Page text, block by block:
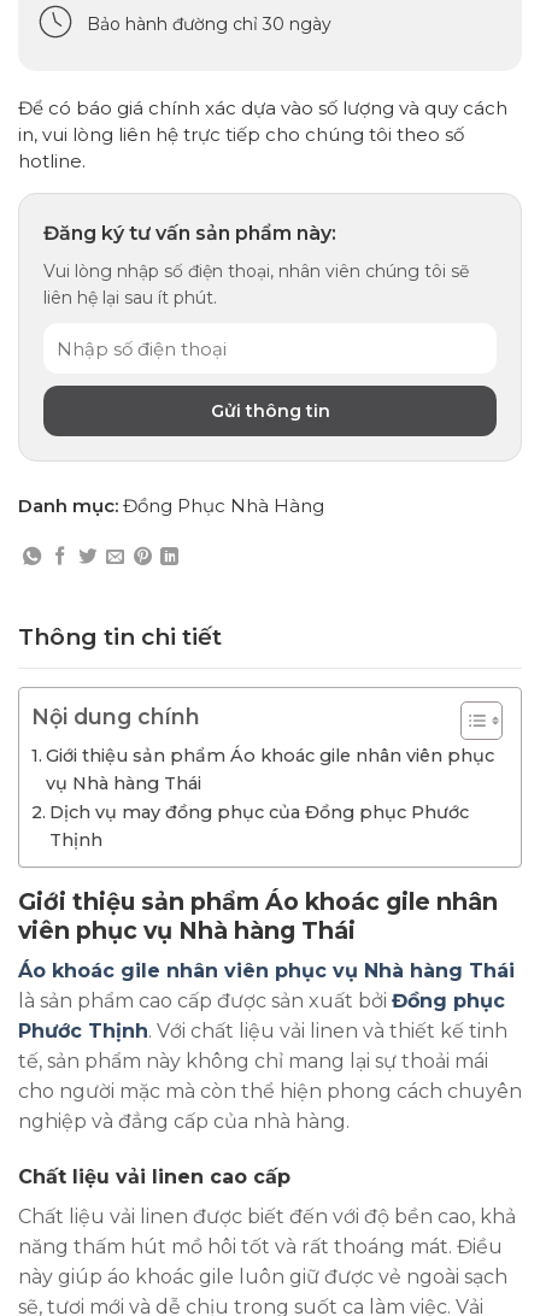
Bảo hành đường chỉ 30 ngày
Để có báo giá chính xác dựa vào số lượng và quy cách
in, vui lòng liên hệ trực tiếp cho chúng tôi theo số
hotline.
Đăng ký tư vấn sản phẩm này:
Vui lòng nhập số điện thoại, nhân viên chúng tôi sẽ
liên hệ lại sau ít phút.
Danh mục: Đồng Phục Nhà Hàng
Thông tin chi tiết
Nội dung chính
Giới thiệu sản phẩm Áo khoác gile nhân viên phục
vụ Nhà hàng Thái
Dịch vụ may đồng phục của Đồng phục Phước
Thịnh
Giới thiệu sản phẩm Áo khoác gile nhân
viên phục vụ Nhà hàng Thái
Áo khoác gile nhân viên phục vụ Nhà hàng Thái
là sản phẩm cao cấp được sản xuất bởi Đồng phục
Phước Thịnh. Với chất liệu vải linen và thiết kế tinh
tế, sản phẩm này không chỉ mang lại sự thoải mái
cho người mặc mà còn thể hiện phong cách chuyên
nghiệp và đẳng cấp của nhà hàng.
Chất liệu vải linen cao cấp
Chất liệu vải linen được biết đến với độ bền cao, khả
năng thấm hút mồ hôi tốt và rất thoáng mát. Điều
này giúp áo khoác gile luôn giữ được vẻ ngoài sạch
sẽ, tươi mới và dễ chịu trong suốt ca làm việc. Vải